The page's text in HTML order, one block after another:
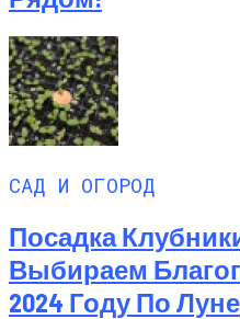
САД И ОГОРОД
Посадка
Выбираем
2024 Году По Луне